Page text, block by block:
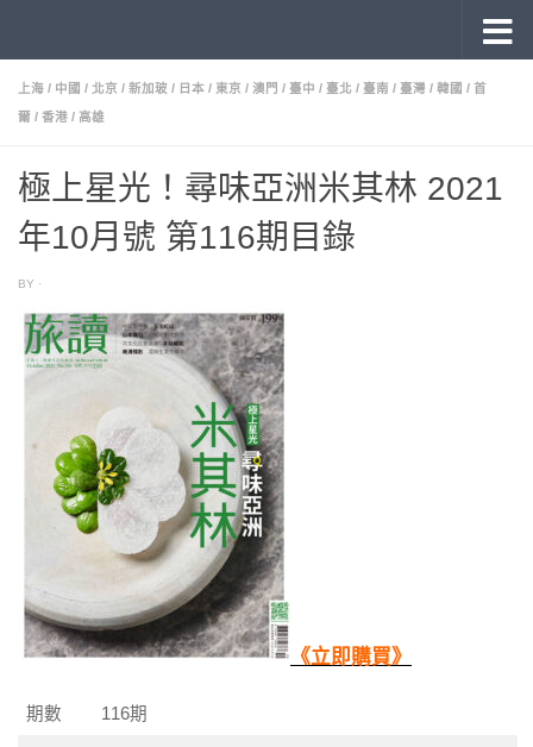
上海 / 中國 / 北京 / 新加玻 / 日本 / 東京 / 澳門 / 臺中 / 臺北 / 臺南 / 臺灣 / 韓國 / 首
爾 / 香港 / 高雄
極上星光！尋味亞洲米其林 2021
年10月號 第116期目錄
BY ·
《立即購買》
期數 116期